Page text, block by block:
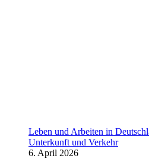
Leben und Arbeiten in
Unterkunft und Verkehr
6. April 2026